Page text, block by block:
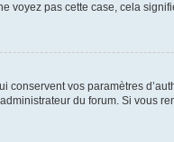
voyez pas cette case, cela
conservent vos paramètres
du forum. Si vous